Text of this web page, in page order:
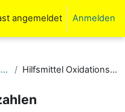
angemeldet Anmelden
Reaktionen von Alkanolen – Oxidation (10) Hilfsmittel Oxidationszahlen